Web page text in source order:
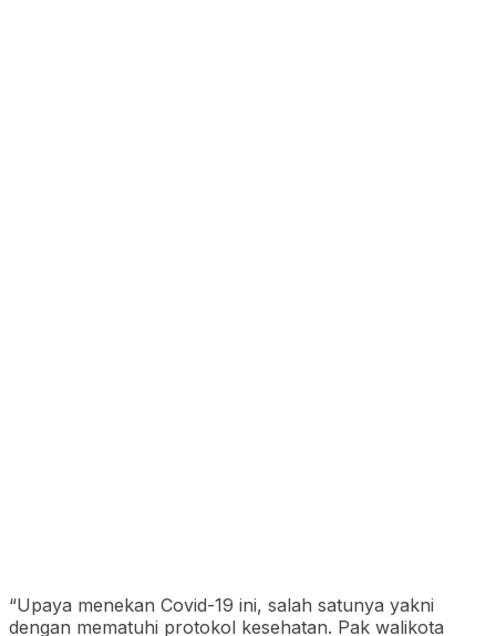
“Upaya menekan Covid-19 ini, salah satunya yakni
dengan mematuhi protokol kesehatan. Pak walikota